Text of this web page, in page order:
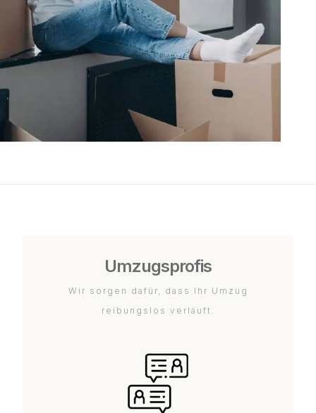
Umzugsprofis
Wir sorgen dafür, dass Ihr Umzug
reibungslos verläuft.